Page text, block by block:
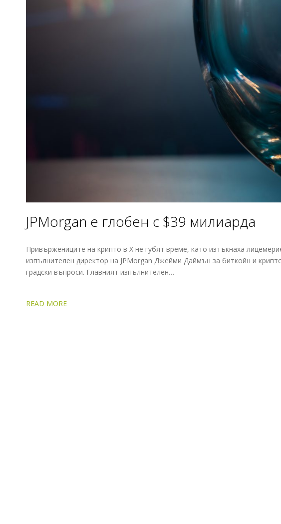
JPMorgan е глобен с $39 милиарда
Привържениците на крипто в X не губят време, като изтъкнаха
изпълнителен директор на JPMorgan Джейми Даймън за биткойн и
градски въпроси. Главният изпълнителен…
READ MORE